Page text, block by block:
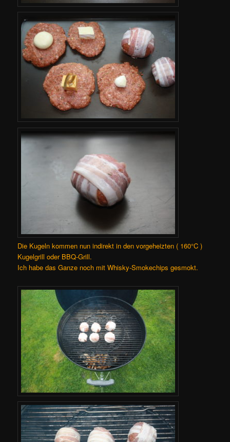
Die Kugeln kommen nun indirekt in den vorgeheizten ( 160°C )
Kugelgrill oder BBQ-Grill.
Ich habe das Ganze noch mit Whisky-Smokechips gesmokt.